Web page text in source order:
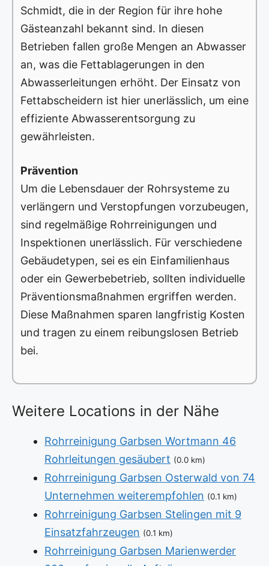
Schmidt, die in der Region für ihre hohe
Gästeanzahl bekannt sind. In diesen
Betrieben fallen große Mengen an Abwasser
an, was die Fettablagerungen in den
Abwasserleitungen erhöht. Der Einsatz von
Fettabscheidern ist hier unerlässlich, um eine
effiziente Abwasserentsorgung zu
gewährleisten.
Prävention
Um die Lebensdauer der Rohrsysteme zu
verlängern und Verstopfungen vorzubeugen,
sind regelmäßige Rohrreinigungen und
Inspektionen unerlässlich. Für verschiedene
Gebäudetypen, sei es ein Einfamilienhaus
oder ein Gewerbebetrieb, sollten individuelle
Präventionsmaßnahmen ergriffen werden.
Diese Maßnahmen sparen langfristig Kosten
und tragen zu einem reibungslosen Betrieb
bei.
Weitere Locations in der Nähe
Rohrreinigung Garbsen Wortmann 46
Rohrleitungen gesäubert (0.0 km)
Rohrreinigung Garbsen Osterwald von 74
Unternehmen weiterempfohlen (0.1 km)
Rohrreinigung Garbsen Stelingen mit 9
Einsatzfahrzeugen (0.1 km)
Rohrreinigung Garbsen Marienwerder